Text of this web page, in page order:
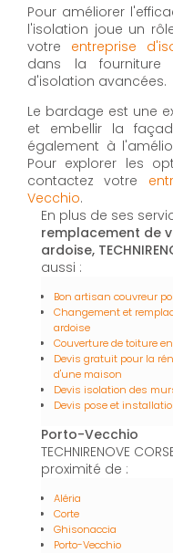
Pour améliorer
l'isolation joue un
votre entreprise
dans la fourniture
d'isolation avancées.
Le bardage est une
et embellir la
également à
Pour explorer les
contactez votre
Vecchio.
En plus de ses
remplacement de
ardoise,
aussi :
Bon artisan couvreur
Changement et
ardoise
Couverture de toiture
Devis gratuit pour la
d'une maison
Devis isolation des
Devis pose et
Porto-Vecchio
TECHNIRENOVE
proximité de :
Aléria
Corte
Ghisonaccia
Porto-Vecchio